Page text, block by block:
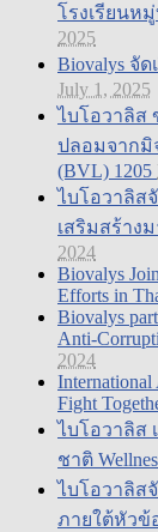
โรงเรียนห
2025
Biovalys จัด
July 1, 2025
ไบโอวาลิส
ปลอมจากมิ
(BVL) 1205
ไบโอวาลิส
เสริมสร้าง
2024
Biovalys
Efforts in
Biovalys
Anti-
2024
Fight
ไบโอวาลิส
ชาติ
ไบโอวาลิส
ภายใต้หัวข้อ